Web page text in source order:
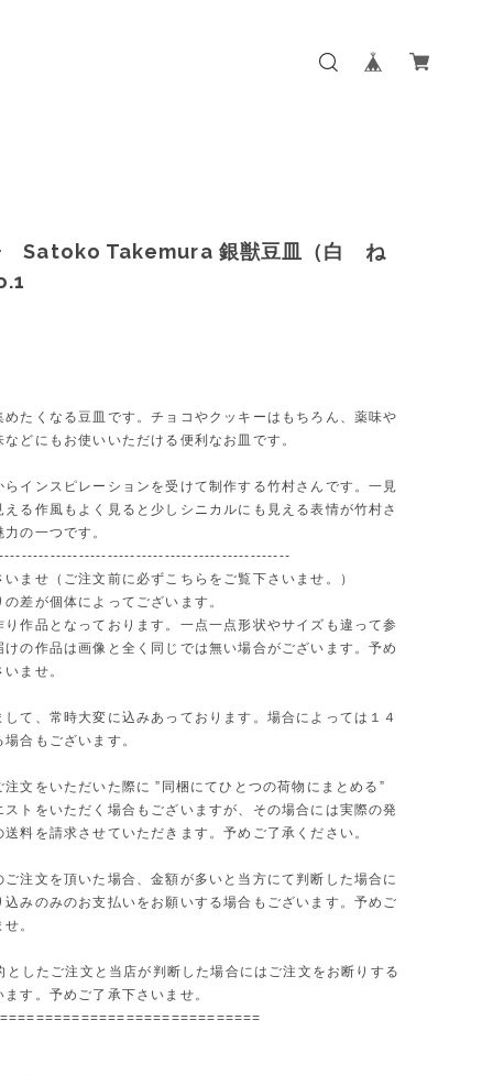
Satoko Takemura 銀獣豆皿（白 ね
めたくなる豆皿です。チョコやクッキーはもちろん、薬味や
どにもお使いいただける便利なお皿です。
らインスピレーションを受けて制作する竹村さんです。一見
える作風もよく見ると少しシニカルにも見える表情が竹村さ
の一つです。
いませ（ご注文前に必ずこちらをご覧下さいませ。）
差が個体によってございます。
り作品となっております。一点一点形状やサイズも違って参
けの作品は画像と全く同じでは無い場合がございます。予め
ませ。
して、常時大変に込みあっております。場合によっては１４
合もございます。
注文をいただいた際に ”同梱にてひとつの荷物にまとめる”
ストをいただく場合もございますが、その場合には実際の発
送料を請求させていただきます。予めご了承ください。
ご注文を頂いた場合、金額が多いと当方にて判断した場合に
込みのみのお支払いをお願いする場合もございます。予めご
。
としたご注文と当店が判断した場合にはご注文をお断りする
す。予めご了承下さいませ。